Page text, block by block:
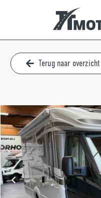
Terug naar overzicht